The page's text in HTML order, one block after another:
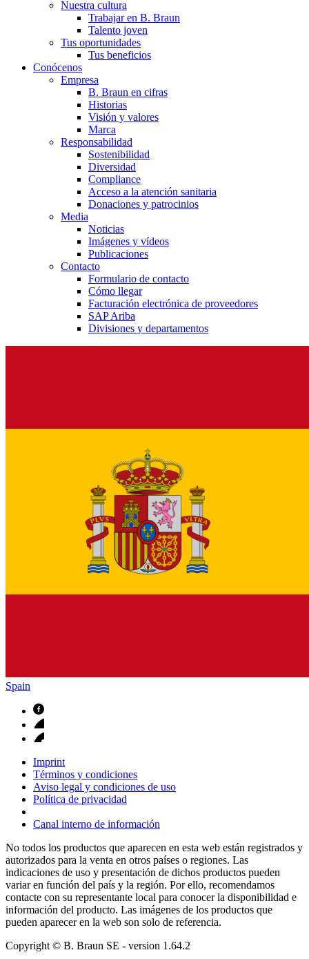
Nuestra cultura
Trabajar en B. Braun
Talento joven
Tus oportunidades
Tus beneficios
Conócenos
Empresa
B. Braun en cifras
Historias
Visión y valores
Marca
Responsabilidad
Sostenibilidad
Diversidad
Compliance
Acceso a la atención sanitaria
Donaciones y patrocinios
Media
Noticias
Imágenes y vídeos
Publicaciones
Contacto
Formulario de contacto
Cómo llegar
Facturación electrónica de proveedores
SAP Ariba
Divisiones y departamentos
Spain
Imprint
Términos y condiciones
Aviso legal y condiciones de uso
Política de privacidad
Canal interno de información
No todos los productos que aparecen en esta web están registrados y
autorizados para la venta en otros países o regiones. Las
indicaciones de uso y presentación de dichos productos pueden
variar en función del país y la región. Por ello, recomendamos
contacte con su representante local para conocer la disponibilidad e
información del producto. Las imágenes de los productos que
pueden aparecer en la web son solo de referencia.
Copyright © B. Braun SE - version 1.64.2